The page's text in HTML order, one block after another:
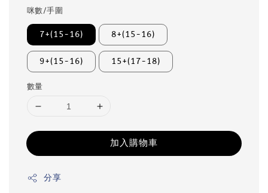
咪數/手圍
7+(15-16) 8+(15-16)
9+(15-16) 15+(17-18)
數量
加入購物車
分享